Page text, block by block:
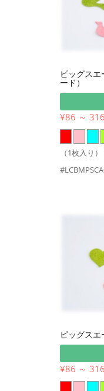
ピッグス
ード）
¥86 ～
（1枚入り
ピッグスエ
¥86 ～